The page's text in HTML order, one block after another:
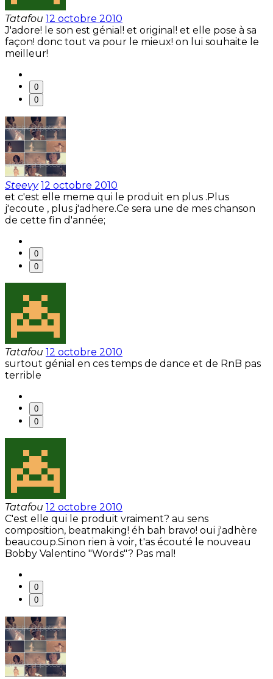
Tatafou 12 octobre 2010
J'adore! le son est génial! et original! et elle pose à sa
façon! donc tout va pour le mieux! on lui souhaite le
meilleur!
0
0
Steevy 12 octobre 2010
et c'est elle meme qui le produit en plus .Plus
j'ecoute , plus j'adhere.Ce sera une de mes chanson
de cette fin d'année;
0
0
Tatafou 12 octobre 2010
surtout génial en ces temps de dance et de RnB pas
terrible
0
0
Tatafou 12 octobre 2010
C'est elle qui le produit vraiment? au sens
composition, beatmaking! éh bah bravo! oui j'adhère
beaucoup.Sinon rien à voir, t'as écouté le nouveau
Bobby Valentino "Words"? Pas mal!
0
0